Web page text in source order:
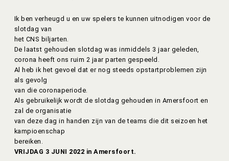
Ik ben verheugd u en uw spelers te kunnen uitnodigen voor de
slotdag van
het CNS biljarten.
De laatst gehouden slotdag was inmiddels 3 jaar geleden,
corona heeft ons ruim 2 jaar parten gespeeld.
Al heb ik het gevoel dat er nog steeds opstartproblemen zijn
als gevolg
van die coronaperiode.
Als gebruikelijk wordt de slotdag gehouden in Amersfoort en
zal de organisatie
van deze dag in handen zijn van de teams die dit seizoen het
kampioenschap
bereiken.
VRIJDAG 3 JUNI 2022 in Amersfoort.